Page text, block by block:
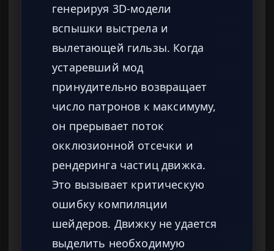
генерируя 3D-модели
вспышки выстрела и
вылетающей гильзы. Когда
устаревший мод
принудительно возвращает
число патронов к максимуму,
он прерывает поток
окклюзионной отсечки и
рендеринга частиц движка.
Это вызывает критическую
ошибку компиляции
шейдеров. Движку не удается
выделить необходимую